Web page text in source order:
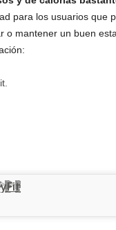
para los usuarios que
o mantener un buen